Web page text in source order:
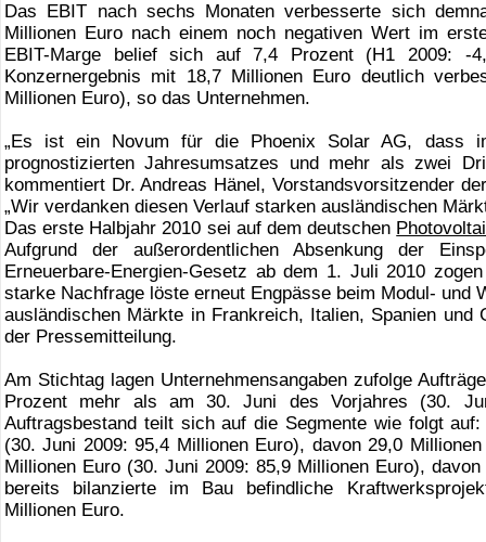
Das EBIT nach sechs Monaten verbesserte sich
Millionen Euro nach einem noch negativen Wert im
EBIT-Marge belief sich auf 7,4 Prozent (H1 2009: -
Konzernergebnis mit 18,7 Millionen Euro deutlich
Millionen Euro), so das Unternehmen.
„Es ist ein Novum für die Phoenix Solar AG, dass
prognostizierten Jahresumsatzes und mehr als zwei
kommentiert Dr. Andreas Hänel, Vorstandsvorsitzender
„Wir verdanken diesen Verlauf starken ausländischen
Das erste Halbjahr 2010 sei auf dem deutschen
Aufgrund der außerordentlichen Absenkung der
Erneuerbare-Energien-Gesetz ab dem 1. Juli 2010
starke Nachfrage löste erneut Engpässe beim Modul- und
ausländischen Märkte in Frankreich, Italien, Spanien
der Pressemitteilung.
Am Stichtag lagen Unternehmensangaben zufolge
Prozent mehr als am 30. Juni des Vorjahres (30.
Auftragsbestand teilt sich auf die Segmente wie folgt
(30. Juni 2009: 95,4 Millionen Euro), davon 29,0
Millionen Euro (30. Juni 2009: 85,9 Millionen Euro),
bereits bilanzierte im Bau befindliche
Millionen Euro.